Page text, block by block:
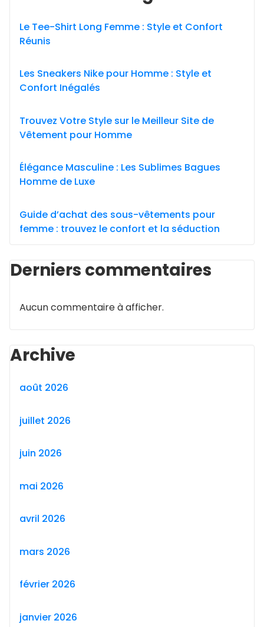
Le Tee-Shirt Long Femme : Style et Confort
Réunis
Les Sneakers Nike pour Homme : Style et
Confort Inégalés
Trouvez Votre Style sur le Meilleur Site de
Vêtement pour Homme
Élégance Masculine : Les Sublimes Bagues
Homme de Luxe
Guide d’achat des sous-vêtements pour
femme : trouvez le confort et la séduction
Derniers commentaires
Aucun commentaire à afficher.
Archive
août 2026
juillet 2026
juin 2026
mai 2026
avril 2026
mars 2026
février 2026
janvier 2026